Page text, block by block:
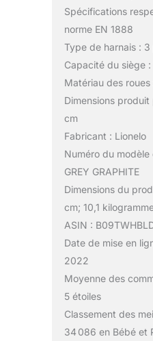
Spécifications
norme EN 1888
Type de harnais : 3
Capacité du siège :
Matériau des roues
Dimensions
cm
Fabricant : Lionelo
Numéro du modèle
GREY GRAPHITE
Dimensions du
cm; 10,1
ASIN :
Date de mise en
2022
Moyenne des
5 étoiles
Classement des
34 086 en Bébé et